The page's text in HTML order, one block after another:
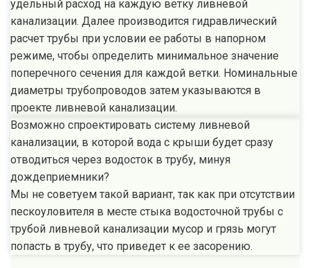
удельный расход на каждую ветку ливневой
канализации. Далее производится гидравлический
расчет трубы при условии ее работы в напорном
режиме, чтобы определить минимальное значение
поперечного сечения для каждой ветки. Номинальные
диаметры трубопроводов затем указываются в
проекте ливневой канализации.
Возможно спроектировать систему ливневой
канализации, в которой вода с крыши будет сразу
отводиться через водосток в трубу, минуя
дождеприемники?
Мы не советуем такой вариант, так как при отсутствии
пескоуловителя в месте стыка водосточной трубы с
трубой ливневой канализации мусор и грязь могут
попасть в трубу, что приведет к ее засорению.